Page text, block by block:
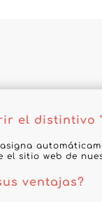
el distintivo
el sitio web de
ventajas?